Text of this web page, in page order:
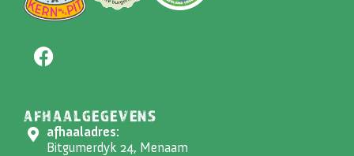
AFHAALGEGEVENS
afhaaladres:
Bitgumerdyk 24, Menaam